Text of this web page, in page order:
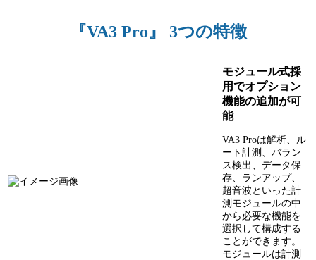
『VA3 Pro』 3つの特徴
モジュール式採
用でオプション
機能の追加が可
能
VA3 Proは解析、ル
ート計測、バラン
ス検出、データ保
存、ランアップ、
超音波といった計
測モジュールの中
から必要な機能を
選択して構成する
ことができます。
モジュールは計測